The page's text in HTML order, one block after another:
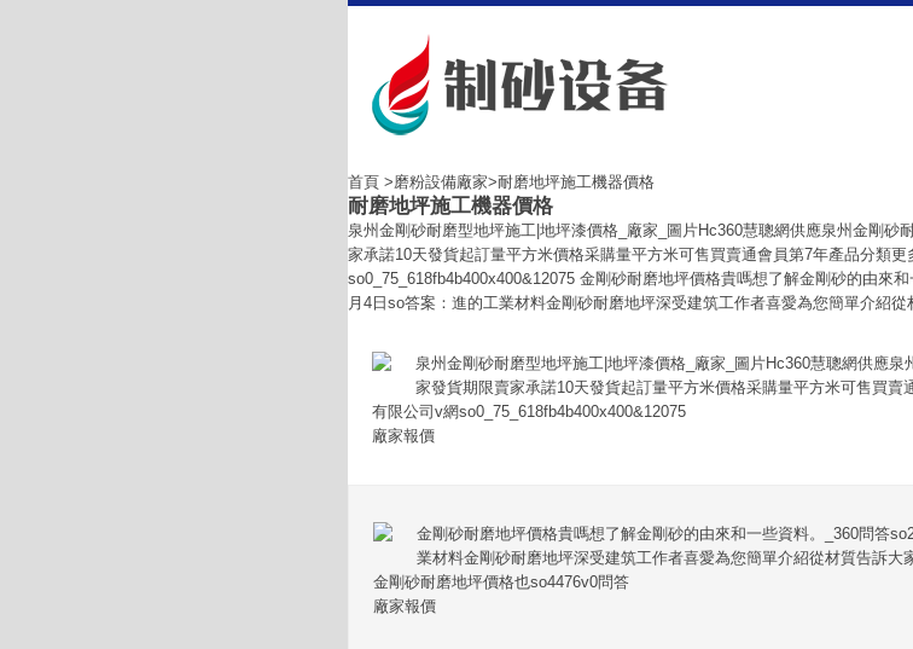
首頁 >磨粉設備廠家>耐磨地坪施工機器價格
耐磨地坪施工機器價格
泉州金剛砂耐磨型地坪施工|地坪漆價格_廠家_圖片Hc360慧聰網供應泉州金剛砂
家承諾10天發貨起訂量平方米價格采購量平方米可售買賣通會員第7年產品分類
so0_75_618fb4b400x400&12075 金剛砂耐磨地坪價格貴嗎想了解金剛砂的由來
月4日so答案：進的工業材料金剛砂耐磨地坪深受建筑工作者喜愛為您簡單介紹從
泉州金剛砂耐磨型地坪施工|地坪漆價格_廠家_圖片Hc360慧聰網供應
家發貨期限賣家承諾10天發貨起訂量平方米價格采購量平方米可售買
有限公司v網so0_75_618fb4b400x400&12075
廠家報價
金剛砂耐磨地坪價格貴嗎想了解金剛砂的由來和一些資料。_360問答
業材料金剛砂耐磨地坪深受建筑工作者喜愛為您簡單介紹從材質告訴
金剛砂耐磨地坪價格也so4476v0問答
廠家報價